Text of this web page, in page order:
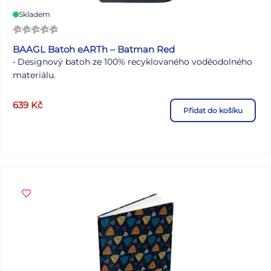
Skladem
BAAGL Batoh eARTh – Batman Red
• Designový batoh ze 100% recyklovaného voděodolného
materiálu.
• Ergonomicky tvarovaná záda s nastavytelnými
• Velmi nízká hmotnost batohu - 500 g.
639 Kč Přidat do košíku